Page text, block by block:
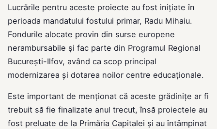
Lucrările pentru aceste proiecte au fost inițiate în
perioada mandatului fostului primar, Radu Mihaiu.
Fondurile alocate provin din surse europene
nerambursabile și fac parte din Programul Regional
București-Ilfov, având ca scop principal
modernizarea și dotarea noilor centre educaționale.
Este important de menționat că aceste grădinițe ar fi
trebuit să fie finalizate anul trecut, însă proiectele au
fost preluate de la Primăria Capitalei și au întâmpinat